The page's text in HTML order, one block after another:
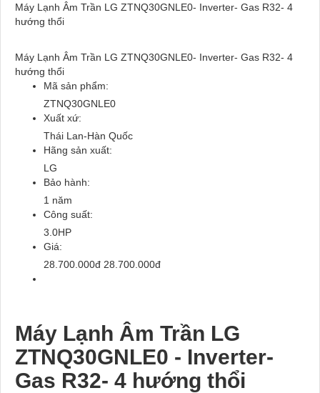
Máy Lạnh Âm Trần LG ZTNQ30GNLE0- Inverter- Gas R32- 4
hướng thổi
Máy Lạnh Âm Trần LG ZTNQ30GNLE0- Inverter- Gas R32- 4
hướng thổi
Mã sản phẩm:
ZTNQ30GNLE0
Xuất xứ:
Thái Lan-Hàn Quốc
Hãng sản xuất:
LG
Bảo hành:
1 năm
Công suất:
3.0HP
Giá:
28.700.000đ 28.700.000đ
Máy Lạnh Âm Trần LG
ZTNQ30GNLE0 - Inverter-
Gas R32- 4 hướng thổi